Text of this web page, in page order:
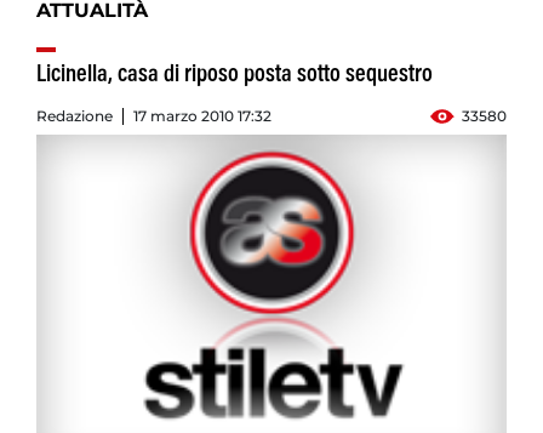
ATTUALITÀ
Licinella, casa di riposo posta sotto sequestro
Redazione 17 marzo 2010 17:32 33580